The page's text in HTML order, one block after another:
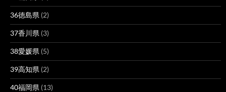
36徳島県 (2)
37香川県 (3)
38愛媛県 (5)
39高知県 (2)
40福岡県 (13)